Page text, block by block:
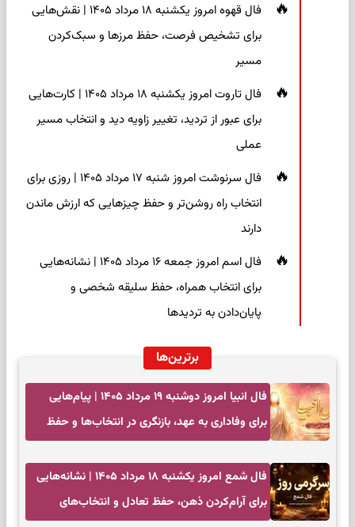
فال قهوه امروز یکشنبه ۱۸ مرداد ۱۴۰۵ | نقش‌هایی
برای تشخیص فرصت، حفظ مرزها و سبک‌کردن
مسیر
فال تاروت امروز یکشنبه ۱۸ مرداد ۱۴۰۵ | کارت‌هایی
برای عبور از تردید، تغییر زاویه دید و انتخاب مسیر
عملی
فال سرنوشت امروز شنبه ۱۷ مرداد ۱۴۰۵ | روزی برای
انتخاب راه روشن‌تر و حفظ چیزهایی که ارزش ماندن
دارند
فال اسم امروز جمعه ۱۶ مرداد ۱۴۰۵ | نشانه‌هایی
برای انتخاب همراه، حفظ سلیقه شخصی و
پایان‌دادن به تردیدها
برترین‌ها
فال انبیا امروز دوشنبه ۱۹ مرداد ۱۴۰۵ | پیام‌هایی
برای وفاداری به عهد، بازنگری در انتخاب‌ها و حفظ
فال شمع امروز یکشنبه ۱۸ مرداد ۱۴۰۵ | نشانه‌هایی
برای آرام‌کردن ذهن، حفظ تعادل و انتخاب‌های